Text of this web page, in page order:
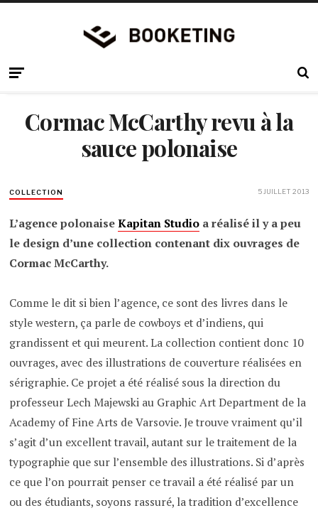
Cormac McCarthy revu à la
sauce polonaise
COLLECTION 5 JUILLET 2013
L’agence polonaiseKapitan Studio a réalisé il y a peu
le design d’une collection contenant dix ouvrages de
Cormac McCarthy.
Comme le dit si bien l’agence, ce sont des livres dans le
style western, ça parle de cowboys et d’indiens, qui
grandissent et qui meurent. La collection contient donc 10
ouvrages, avec des illustrations de couverture réalisées en
sérigraphie. Ce projet a été réalisé sous la direction du
professeur Lech Majewski au Graphic Art Department de la
Academy of Fine Arts de Varsovie. Je trouve vraiment qu’il
s’agit d’un excellent travail, autant sur le traitement de la
typographie que sur l’ensemble des illustrations. Si d’après
ce que l’on pourrait penser ce travail a été réalisé par un
ou des étudiants, soyons rassuré, la tradition d’excellence